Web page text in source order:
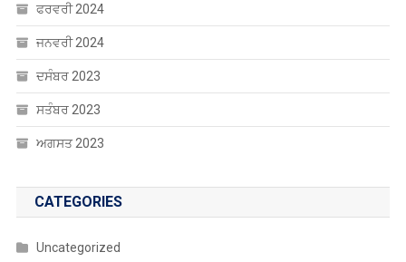
ਫਰਵਰੀ 2024
ਜਨਵਰੀ 2024
ਦਸੰਬਰ 2023
ਸਤੰਬਰ 2023
ਅਗਸਤ 2023
CATEGORIES
Uncategorized